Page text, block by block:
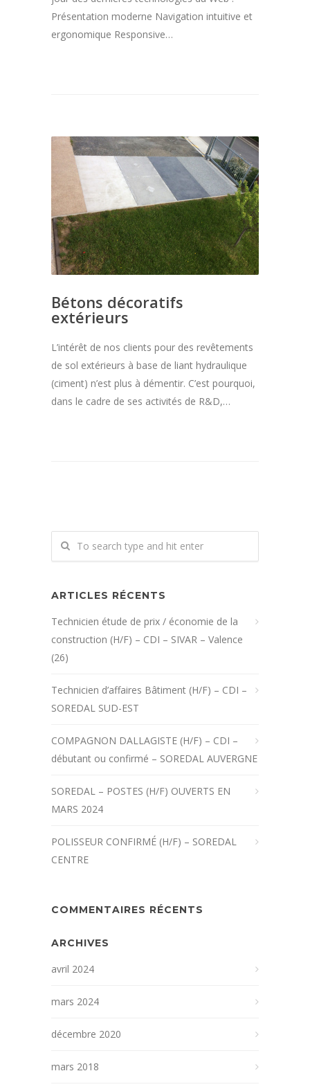
Présentation moderne Navigation intuitive et
ergonomique Responsive…
Bétons décoratifs
extérieurs
L’intérêt de nos clients pour des revêtements
de sol extérieurs à base de liant hydraulique
(ciment) n’est plus à démentir. C’est pourquoi,
dans le cadre de ses activités de R&D,…
ARTICLES RÉCENTS
Technicien étude de prix / économie de la
construction (H/F) – CDI – SIVAR – Valence
(26)
Technicien d’affaires Bâtiment (H/F) – CDI –
SOREDAL SUD-EST
COMPAGNON DALLAGISTE (H/F) – CDI –
débutant ou confirmé – SOREDAL AUVERGNE
SOREDAL – POSTES (H/F) OUVERTS EN
MARS 2024
POLISSEUR CONFIRMÉ (H/F) – SOREDAL
CENTRE
COMMENTAIRES RÉCENTS
ARCHIVES
avril 2024
mars 2024
décembre 2020
mars 2018